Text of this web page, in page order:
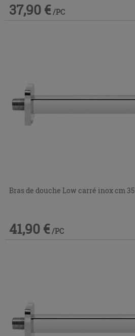
37,90 € /PC
Bras de douche Low carré inox cm 35
41,90 € /PC